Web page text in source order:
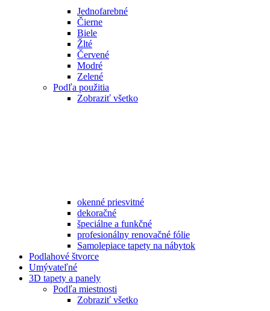
Jednofarebné
Čierne
Biele
Žlté
Červené
Modré
Zelené
Podľa použitia
Zobraziť všetko
okenné priesvitné
dekoračné
špeciálne a funkčné
profesionálny renovačné fólie
Samolepiace tapety na nábytok
Podlahové štvorce
Umývateľné
3D tapety a panely
Podľa miestnosti
Zobraziť všetko